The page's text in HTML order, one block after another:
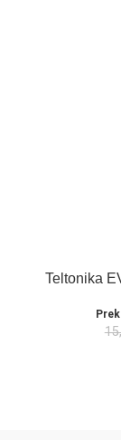
Teltonika